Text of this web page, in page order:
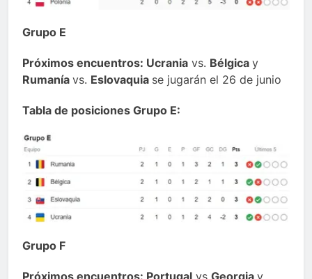
Grupo E
Próximos encuentros: Ucrania vs. Bélgica y
Rumanía vs. Eslovaquia se jugarán el 26 de junio
Tabla de posiciones Grupo E:
Grupo F
Próximos encuentros: Portugal vs Georgia y